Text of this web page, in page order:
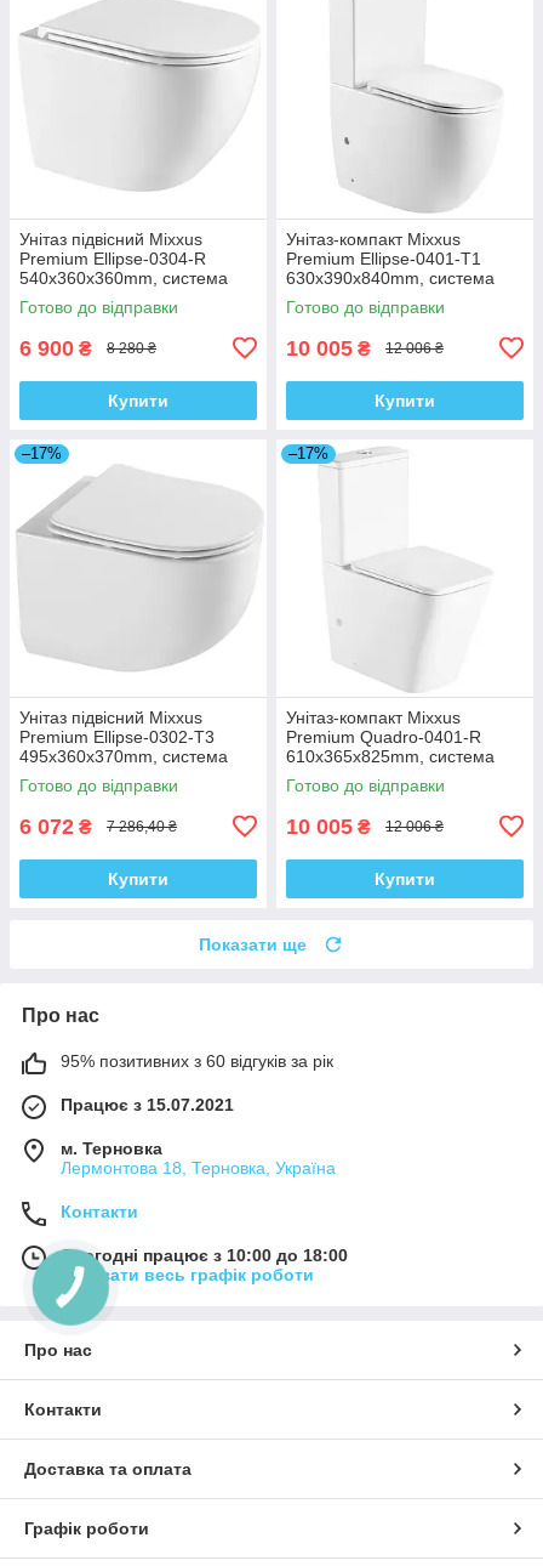
Унітаз підвісний Mixxus
Premium Ellipse-0304-R
540x360x360mm, система
змиву Rimless (MP6466)
Готово до відправки
6 900 ₴ 8 280 ₴
Купити
Унітаз-компакт Mixxus
Premium Ellipse-0401-T1
630x390x840mm, система
змиву TORNADO 1.0
(MP6467)
Готово до відправки
10 005 ₴ 12 006 ₴
Купити
–17%
Унітаз підвісний Mixxus
Premium Ellipse-0302-T3
495x360x370mm, система
змиву Tornado 3.0 (MP6462)
Готово до відправки
6 072 ₴ 7 286,40 ₴
Купити
–17%
Унітаз-компакт Mixxus
Premium Quadro-0401-R
610x365x825mm, система
змиву RIMLESS (MP6457)
Готово до відправки
10 005 ₴ 12 006 ₴
Купити
Показати ще
Про нас
95% позитивних з 60 відгуків за рік
Працює з 15.07.2021
м. Терновка
Лермонтова 18, Терновка, Україна
Контакти
Сьогодні працює з 10:00 до 18:00
Показати весь графік роботи
Про нас
Контакти
Доставка та оплата
Графік роботи